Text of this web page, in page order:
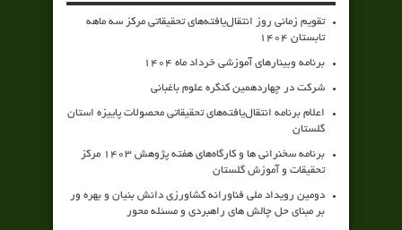
تقویم زمانی روز انتقال‌یافته‌های تحقیقاتی مرکز سه ماهه
تابستان 1404
برنامه وبینارهای آموزشی خرداد ماه 1404
شرکت در چهاردهمین کنگره علوم باغبانی
اعلام برنامه انتقال‌یافته‌های تحقیقاتی محصولات پاییزه استان
گلستان
برنامه سخنرانی ها و کارگاه‌های هفته پژوهش 1403 مرکز
تحقیقات و آموزش گلستان
دومین رویداد ملی فناورانه کشاورزی دانش بنیان و بهره ور
بر مبنای حل چالش های راهبردی و مسئله محور